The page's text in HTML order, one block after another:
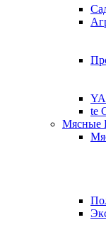
te
Мясные